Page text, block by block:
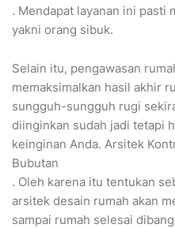
. Mendapat layanan ini pasti
yakni orang sibuk.
Selain itu, pengawasan
memaksimalkan hasil akhir
sungguh-sungguh rugi
diinginkan sudah jadi tetapi
keinginan Anda. Arsitek
Bubutan
. Oleh karena itu tentukan
arsitek desain rumah akan
sampai rumah selesai